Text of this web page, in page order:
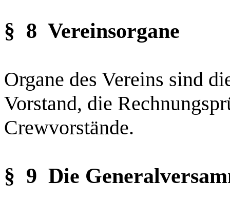
§ 8 Vereinsorgane
Organe des Vereins sind
Vorstand, die
Crewvorstände.
§ 9 Die